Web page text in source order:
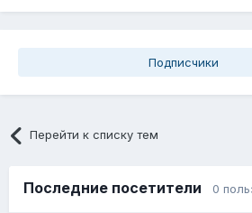
Подписчики
Перейти к списку тем
Последние посетители 0